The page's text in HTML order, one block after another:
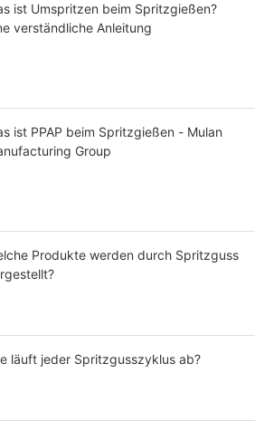
ist Umspritzen beim Spritzgießen?
verständliche Anleitung
ist PPAP beim Spritzgießen - Mulan
Group
Produkte werden durch Spritzguss
läuft jeder Spritzgusszyklus ab?